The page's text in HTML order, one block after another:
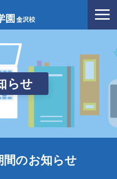
らせ
間のお知らせ